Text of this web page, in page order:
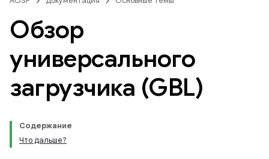
Обзор
универсального
загрузчика (GBL)
Содержание
Что дальше?